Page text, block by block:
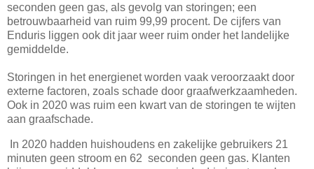
seconden geen gas, als gevolg van storingen; een
betrouwbaarheid van ruim 99,99 procent. De cijfers van
Enduris liggen ook dit jaar weer ruim onder het landelijke
gemiddelde.
Storingen in het energienet worden vaak veroorzaakt door
externe factoren, zoals schade door graafwerkzaamheden.
Ook in 2020 was ruim een kwart van de storingen te wijten
aan graafschade.
In 2020 hadden huishoudens en zakelijke gebruikers 21
minuten geen stroom en 62 seconden geen gas. Klanten